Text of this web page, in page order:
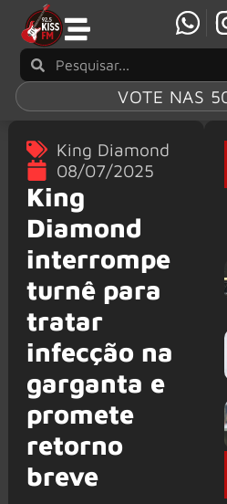
VOTE NAS
King Diamond
08/07/2025
King
Diamond
interrompe
turnê para
tratar
infecção na
garganta e
promete
retorno
breve